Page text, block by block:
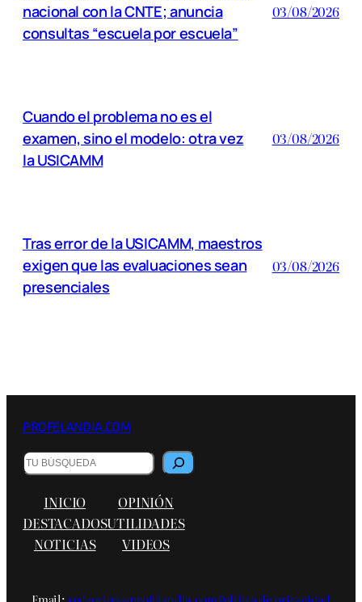
nacional con la CNTE; anuncia
consultas “escuela por escuela”
03/08/2026
Cuando el problema no es el
examen, sino el modelo: otra vez
la USICAMM
03/08/2026
Tras error de la USICAMM, maestros
exigen que las evaluaciones sean
presenciales
03/08/2026
PROFELANDIA.COM
B
u
a
r
INICIO
DESTACADOS
NOTICIAS
OPINIÓN
UTILIDADES
VIDEOS